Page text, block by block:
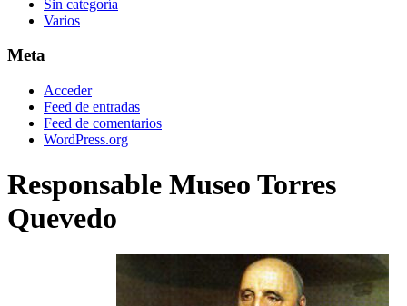
Sin categoría
Varios
Meta
Acceder
Feed de entradas
Feed de comentarios
WordPress.org
Responsable Museo Torres
Quevedo